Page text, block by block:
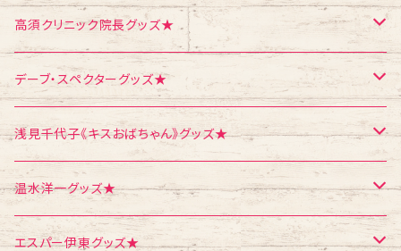
Tシャツ
エコバッグ
ポストカード
ポスター
クリスマス
高須クリニック院長グッズ★
Tシャツ
ポストカード
シール
メモ帳
デーブ・スペクターグッズ★
ポストカード
浅見千代子《キスおばちゃん》グッズ★
Tシャツ
ポストカード
温水洋一グッズ★
ポスター
エスパー伊東グッズ★